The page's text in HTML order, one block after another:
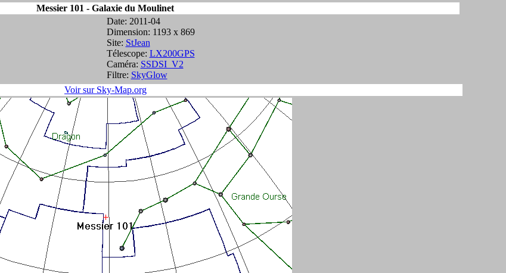
Messier 101 - Galaxie du Moulinet
Date: 2011-04
Dimension: 1193 x 869
Site: StJean
Télescope: LX200GPS
Caméra: SSDSI_V2
Filtre: SkyGlow
Voir sur Sky-Map.org